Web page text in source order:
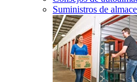
Suministros de